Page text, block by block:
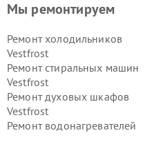
Мы ремонтируем
Ремонт холодильников
Vestfrost
Ремонт стиральных машин
Vestfrost
Ремонт духовых шкафов
Vestfrost
Ремонт водонагревателей